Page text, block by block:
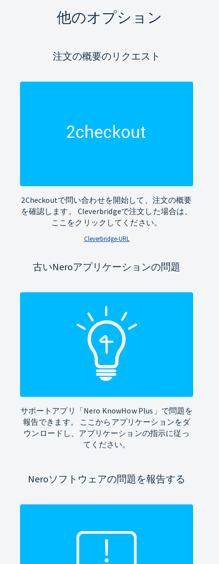
他のオプション
注文の概要のリクエスト
2Checkoutで問い合わせを開始して、注文の概要
を確認します。 Cleverbridgeで注文した場合は、
ここをクリックしてください。
Cleverbridge-URL
古いNeroアプリケーションの問題
サポートアプリ「Nero KnowHow Plus」で問題を
報告できます。 ここからアプリケーションをダ
ウンロードし、アプリケーションの指示に従っ
てください。
Neroソフトウェアの問題を報告する